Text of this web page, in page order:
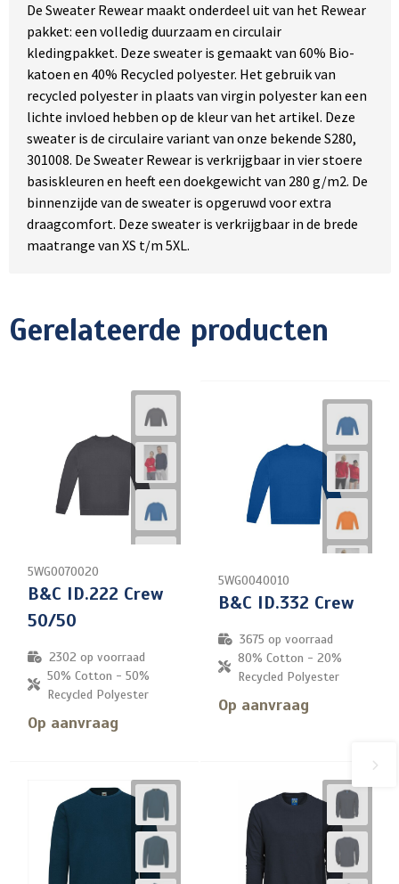
De Sweater Rewear maakt onderdeel uit van het Rewear
pakket: een volledig duurzaam en circulair
kledingpakket. Deze sweater is gemaakt van 60% Bio-
katoen en 40% Recycled polyester. Het gebruik van
recycled polyester in plaats van virgin polyester kan een
lichte invloed hebben op de kleur van het artikel. Deze
sweater is de circulaire variant van onze bekende S280,
301008. De Sweater Rewear is verkrijgbaar in vier stoere
basiskleuren en heeft een doekgewicht van 280 g/m2. De
binnenzijde van de sweater is opgeruwd voor extra
draagcomfort. Deze sweater is verkrijgbaar in de brede
maatrange van XS t/m 5XL.
Gerelateerde producten
5WG0070020
B&C ID.222 Crew
50/50
2302 op voorraad
50% Cotton - 50%
Recycled Polyester
Op aanvraag
5WG0040010
B&C ID.332 Crew
3675 op voorraad
80% Cotton - 20%
Recycled Polyester
Op aanvraag